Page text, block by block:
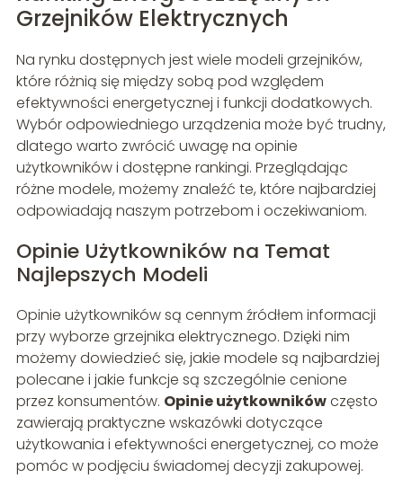
Grzejników Elektrycznych
Na rynku dostępnych jest wiele modeli grzejników,
które różnią się między sobą pod względem
efektywności energetycznej i funkcji dodatkowych.
Wybór odpowiedniego urządzenia może być trudny,
dlatego warto zwrócić uwagę na opinie
użytkowników i dostępne rankingi. Przeglądając
różne modele, możemy znaleźć te, które najbardziej
odpowiadają naszym potrzebom i oczekiwaniom.
Opinie Użytkowników na Temat
Najlepszych Modeli
Opinie użytkowników są cennym źródłem informacji
przy wyborze grzejnika elektrycznego. Dzięki nim
możemy dowiedzieć się, jakie modele są najbardziej
polecane i jakie funkcje są szczególnie cenione
przez konsumentów. Opinie użytkownikówczęsto
zawierają praktyczne wskazówki dotyczące
użytkowania i efektywności energetycznej, co może
pomóc w podjęciu świadomej decyzji zakupowej.